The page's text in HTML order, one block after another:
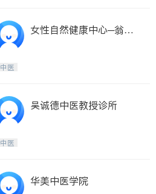
女性自然健康中心─翁颖
中医
吴诚德中医教授诊所
中医
华美中医学院